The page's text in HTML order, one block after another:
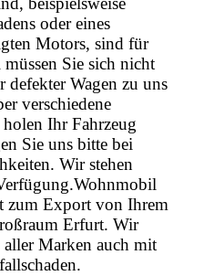
oder eines
Motors, sind für
Sie sich nicht
Wagen zu uns
verschiedene
Ihr Fahrzeug
Sie uns bitte bei
Wir stehen
zum Export von Ihrem
Erfurt. Wir
Marken auch mit